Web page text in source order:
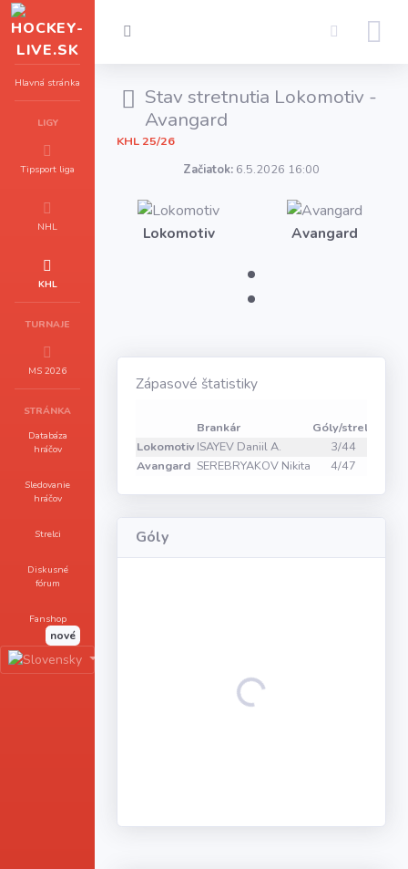
Hlavná stránka
LIGY
Tipsport liga
NHL
KHL
TURNAJE
MS 2026
STRÁNKA
Databáza
hráčov
Sledovanie
hráčov
Strelci
Diskusné
fórum
Fanshop
nové
Stav stretnutia Lokomotiv -
Avangard
KHL 25/26
Začiatok: 6.5.2026 16:00
Lokomotiv
:
Avangard
Zápasové štatistiky
Brankár
Góly/strely
LokomotivISAYEV Daniil A. 3/44
Avangard SEREBRYAKOV Nikita 4/47
Góly
Loading...